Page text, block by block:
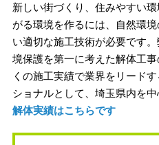
新しい街づくり、住みやすい
がる環境を作るには、自然環
い適切な施工技術が必要です
境保護を第一に考えた解体工
くの施工実績で業界をリード
ショナルとして、埼玉県内を中
解体実績はこちらです